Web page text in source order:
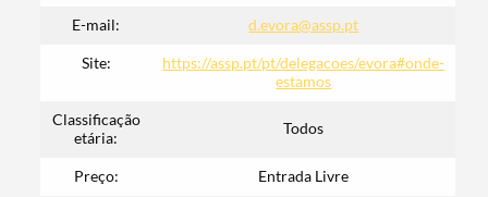
E-mail: d.evora@assp.pt
Site:
https://assp.pt/pt/delegacoes/evora#onde-
estamos
Classificação
etária:
Todos
Preço: Entrada Livre